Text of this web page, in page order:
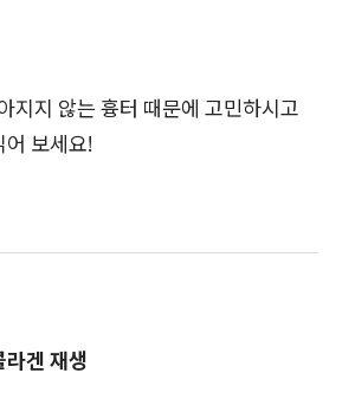
지지 않는 흉터 때문에 고민하시고
보세요!
겐 재생